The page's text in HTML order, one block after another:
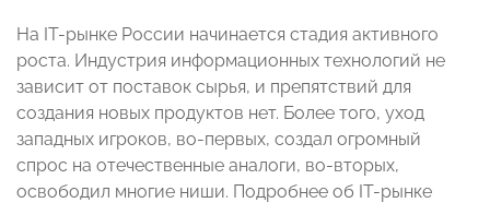
На IT-рынке России начинается стадия активного
роста. Индустрия информационных технологий не
зависит от поставок сырья, и препятствий для
создания новых продуктов нет. Более того, уход
западных игроков, во-первых, создал огромный
спрос на отечественные аналоги, во-вторых,
освободил многие ниши. Подробнее об IT-рынке